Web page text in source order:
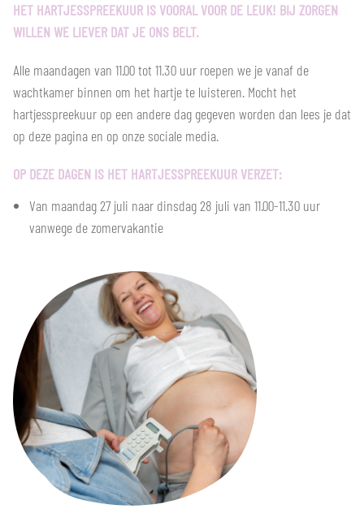
HET HARTJESSPREEKUUR IS VOORAL VOOR DE LEUK! BIJ ZORGEN
WILLEN WE LIEVER DAT JE ONS BELT.
Alle maandagen van 11.00 tot 11.30 uur roepen we je vanaf de
wachtkamer binnen om het hartje te luisteren. Mocht het
hartjesspreekuur op een andere dag gegeven worden dan lees je dat
op deze pagina en op onze sociale media.
OP DEZE DAGEN IS HET HARTJESSPREEKUUR VERZET:
Van maandag 27 juli naar dinsdag 28 juli van 11.00-11.30 uur
vanwege de zomervakantie